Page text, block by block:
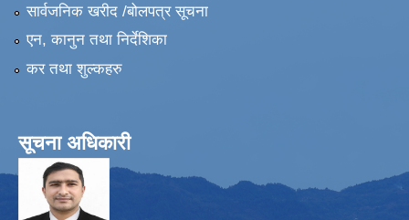
सार्वजनिक खरीद /बोलपत्र सूचना
एन, कानुन तथा निर्देशिका
कर तथा शुल्कहरु
सूचना अधिकारी